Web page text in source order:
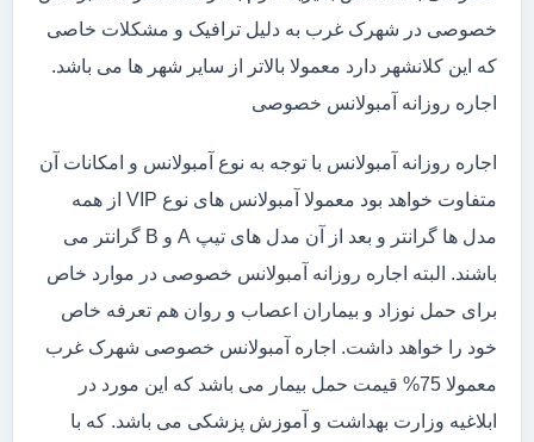
خصوصی در شهرک غرب به دلیل ترافیک و مشکلات خاصی
که این کلانشهر دارد معمولا بالاتر از سایر شهر ها می باشد.
اجاره روزانه آمبولانس خصوصی
اجاره روزانه آمبولانس با توجه به نوع آمبولانس و امکانات آن
متفاوت خواهد بود معمولا آمبولانس های نوع VIP از همه
مدل ها گرانتر و بعد از آن مدل های تیپ A و B گرانتر می
باشند. البته اجاره روزانه آمبولانس خصوصی در موارد خاص
برای حمل نوزاد و بیماران اعصاب و روان هم تعرفه خاص
خود را خواهد داشت. اجاره آمبولانس خصوصی شهرک غرب
معمولا 75% قیمت حمل بیمار می باشد که این مورد در
ابلاغیه وزارت بهداشت و آموزش پزشکی می باشد. که با